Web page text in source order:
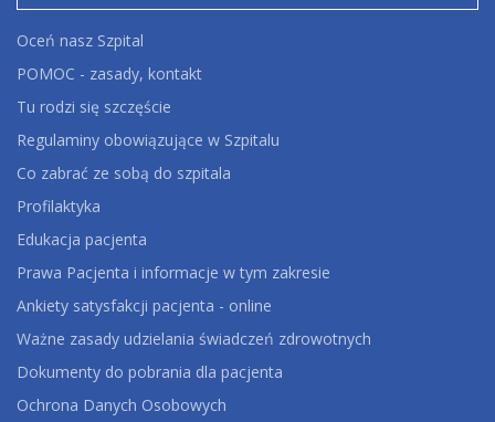
Oceń nasz Szpital
POMOC - zasady, kontakt
Tu rodzi się szczęście
Regulaminy obowiązujące w Szpitalu
Co zabrać ze sobą do szpitala
Profilaktyka
Edukacja pacjenta
Prawa Pacjenta i informacje w tym zakresie
Ankiety satysfakcji pacjenta - online
Ważne zasady udzielania świadczeń zdrowotnych
Dokumenty do pobrania dla pacjenta
Ochrona Danych Osobowych